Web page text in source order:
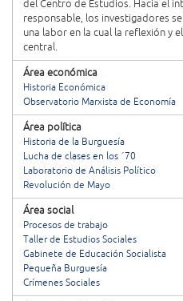
del Centro de Estudios. Hacia el
responsable, los investigadores
una labor en la cual la reflexión y
central.
Área económica
Historia Económica
Observatorio Marxista de Economía
Área política
Historia de la Burguesía
Lucha de clases en los ´70
Laboratorio de Análisis Político
Revolución de Mayo
Área social
Procesos de trabajo
Taller de Estudios Sociales
Gabinete de Educación Socialista
Pequeña Burguesía
Crímenes Sociales